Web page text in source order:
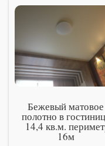
Бежевый матовое
полотно в
14,4 кв.м.
16м